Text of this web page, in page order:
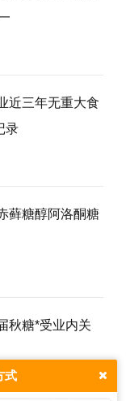
近三年无重大食
录
藓糖醇阿洛酮糖
秋糖*受业内关
式